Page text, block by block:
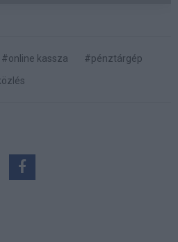
#online kassza
#pénztárgép